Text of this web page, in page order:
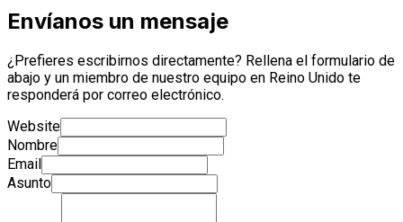
Envíanos un mensaje
¿Prefieres escribirnos directamente? Rellena el formulario de
abajo y un miembro de nuestro equipo en Reino Unido te
responderá por correo electrónico.
Website
Nombre
Email
Asunto